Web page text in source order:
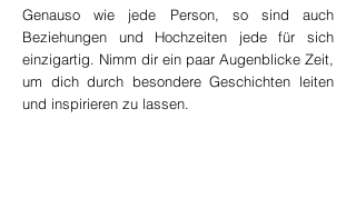
Genauso wie jede Person, so sind auch
Beziehungen und Hochzeiten jede für sich
einzigartig. Nimm dir ein paar Augenblicke Zeit,
um dich durch besondere Geschichten leiten
und inspirieren zu lassen.